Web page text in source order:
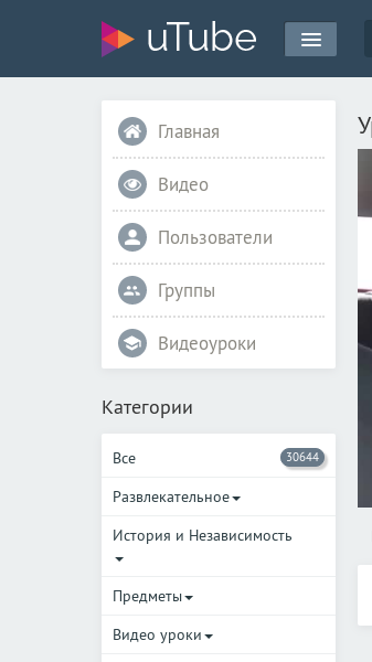
Главная
Видео
Пользователи
Группы
Видеоуроки
Категории
Все 30644
Развлекательное
История и Независимость
Предметы
Видео уроки